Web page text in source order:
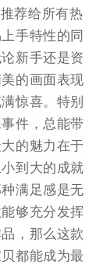
荐给所有热
手特性的同
新手还是资
的画面表现
惊喜。特别
件，总能带
的魅力在于
到大的成就
满足感是无
够充分发挥
，那么这款
都能成为最